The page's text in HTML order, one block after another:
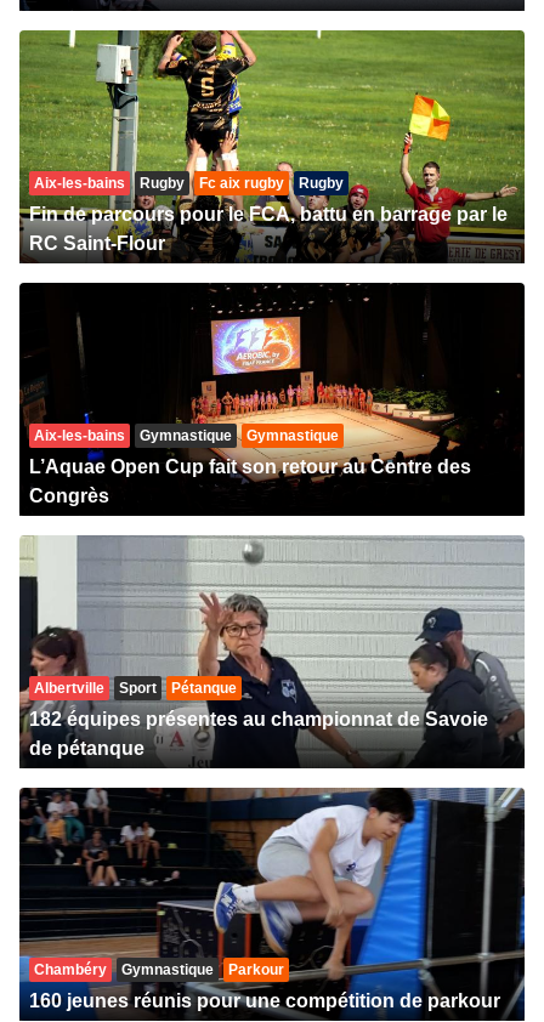
Aix-les-bains Rugby Fc aix rugby Rugby
Fin de parcours pour le FCA, battu en barrage par le
RC Saint-Flour
Aix-les-bains Gymnastique Gymnastique
L’Aquae Open Cup fait son retour au Centre des
Congrès
Albertville Sport Pétanque
182 équipes présentes au championnat de Savoie
de pétanque
Chambéry Gymnastique Parkour
160 jeunes réunis pour une compétition de parkour